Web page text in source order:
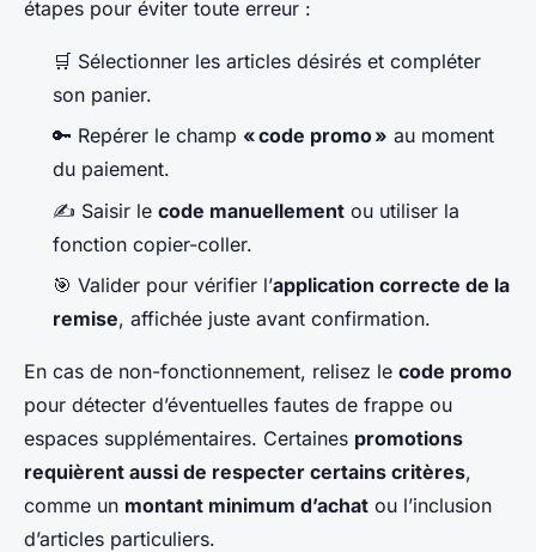
étapes pour éviter toute erreur :
🛒 Sélectionner les articles désirés et compléter
son panier.
🔑 Repérer le champ « code promo » au moment
du paiement.
✍️ Saisir le code manuellement ou utiliser la
fonction copier-coller.
🎯 Valider pour vérifier l’application correcte de la
remise, affichée juste avant confirmation.
En cas de non-fonctionnement, relisez le code promo
pour détecter d’éventuelles fautes de frappe ou
espaces supplémentaires. Certaines promotions
requièrent aussi de respecter certains critères,
comme un montant minimum d’achat ou l’inclusion
d’articles particuliers.